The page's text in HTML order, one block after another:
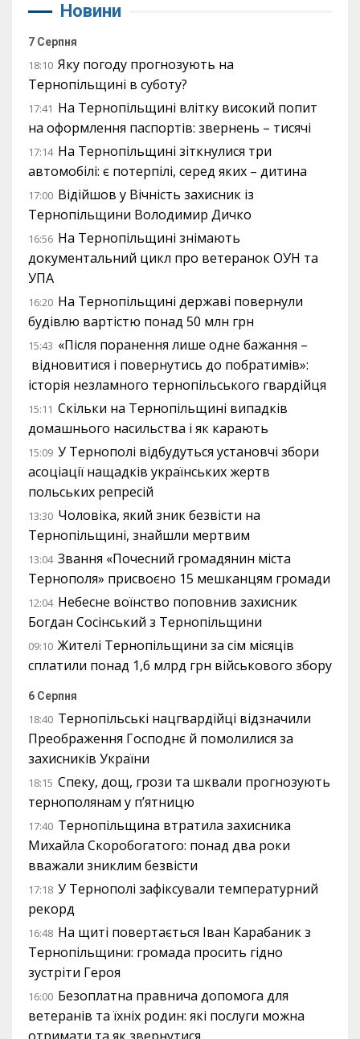
Новини
7 Серпня
18:10 Яку погоду прогнозують на
Тернопільщині в суботу?
17:41 На Тернопільщині влітку високий попит
на оформлення паспортів: звернень – тисячі
17:14 На Тернопільщині зіткнулися три
автомобілі: є потерпілі, серед яких – дитина
17:00 Відійшов у Вічність захисник із
Тернопільщини Володимир Дичко
16:56 На Тернопільщині знімають
документальний цикл про ветеранок ОУН та
УПА
16:20 На Тернопільщині державі повернули
будівлю вартістю понад 50 млн грн
15:43 «Після поранення лише одне бажання –
відновитися і повернутись до побратимів»:
історія незламного тернопільського гвардійця
15:11 Скільки на Тернопільщині випадків
домашнього насильства і як карають
15:09 У Тернополі відбудуться установчі збори
асоціації нащадків українських жертв
польських репресій
13:30 Чоловіка, який зник безвісти на
Тернопільщині, знайшли мертвим
13:04 Звання «Почесний громадянин міста
Тернополя» присвоєно 15 мешканцям громади
12:04 Небесне воїнство поповнив захисник
Богдан Сосінський з Тернопільщини
09:10 Жителі Тернопільщини за сім місяців
сплатили понад 1,6 млрд грн військового збору
6 Серпня
18:40 Тернопільські нацгвардійці відзначили
Преображення Господнє й помолилися за
захисників України
18:15 Спеку, дощ, грози та шквали прогнозують
тернополянам у п’ятницю
17:40 Тернопільщина втратила захисника
Михайла Скоробогатого: понад два роки
вважали зниклим безвісти
17:18 У Тернополі зафіксували температурний
рекорд
16:48 На щиті повертається Іван Карабаник з
Тернопільщини: громада просить гідно
зустріти Героя
16:00 Безоплатна правнича допомога для
ветеранів та їхніх родин: які послуги можна